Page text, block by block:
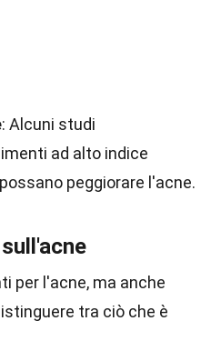
: Alcuni studi
ad alto indice
possano peggiorare l'acne.
per l'acne, ma anche
tra ciò che è